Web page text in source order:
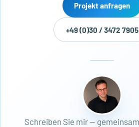
Projekt anfragen
+49 (0)30 / 3472 7905
Schreiben Sie mir —